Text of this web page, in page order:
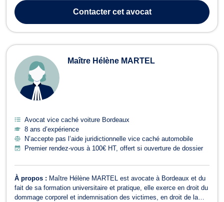
aux procédures de divorce, d’indivision ou encore à la demande de
garde d’enfan...
Contactercet avocat
Maître Hélène MARTEL
Avocat vice caché voiture Bordeaux
8 ans d’expérience
N’accepte pas l’aide juridictionnelle vice caché automobile
Premier rendez-vous à 100€ HT, offert si ouverture de dossier
À propos : Maître Hélène MARTEL est avocate à Bordeaux et du
fait de sa formation universitaire et pratique, elle exerce en droit du
dommage corporel et indemnisation des victimes, en droit de la